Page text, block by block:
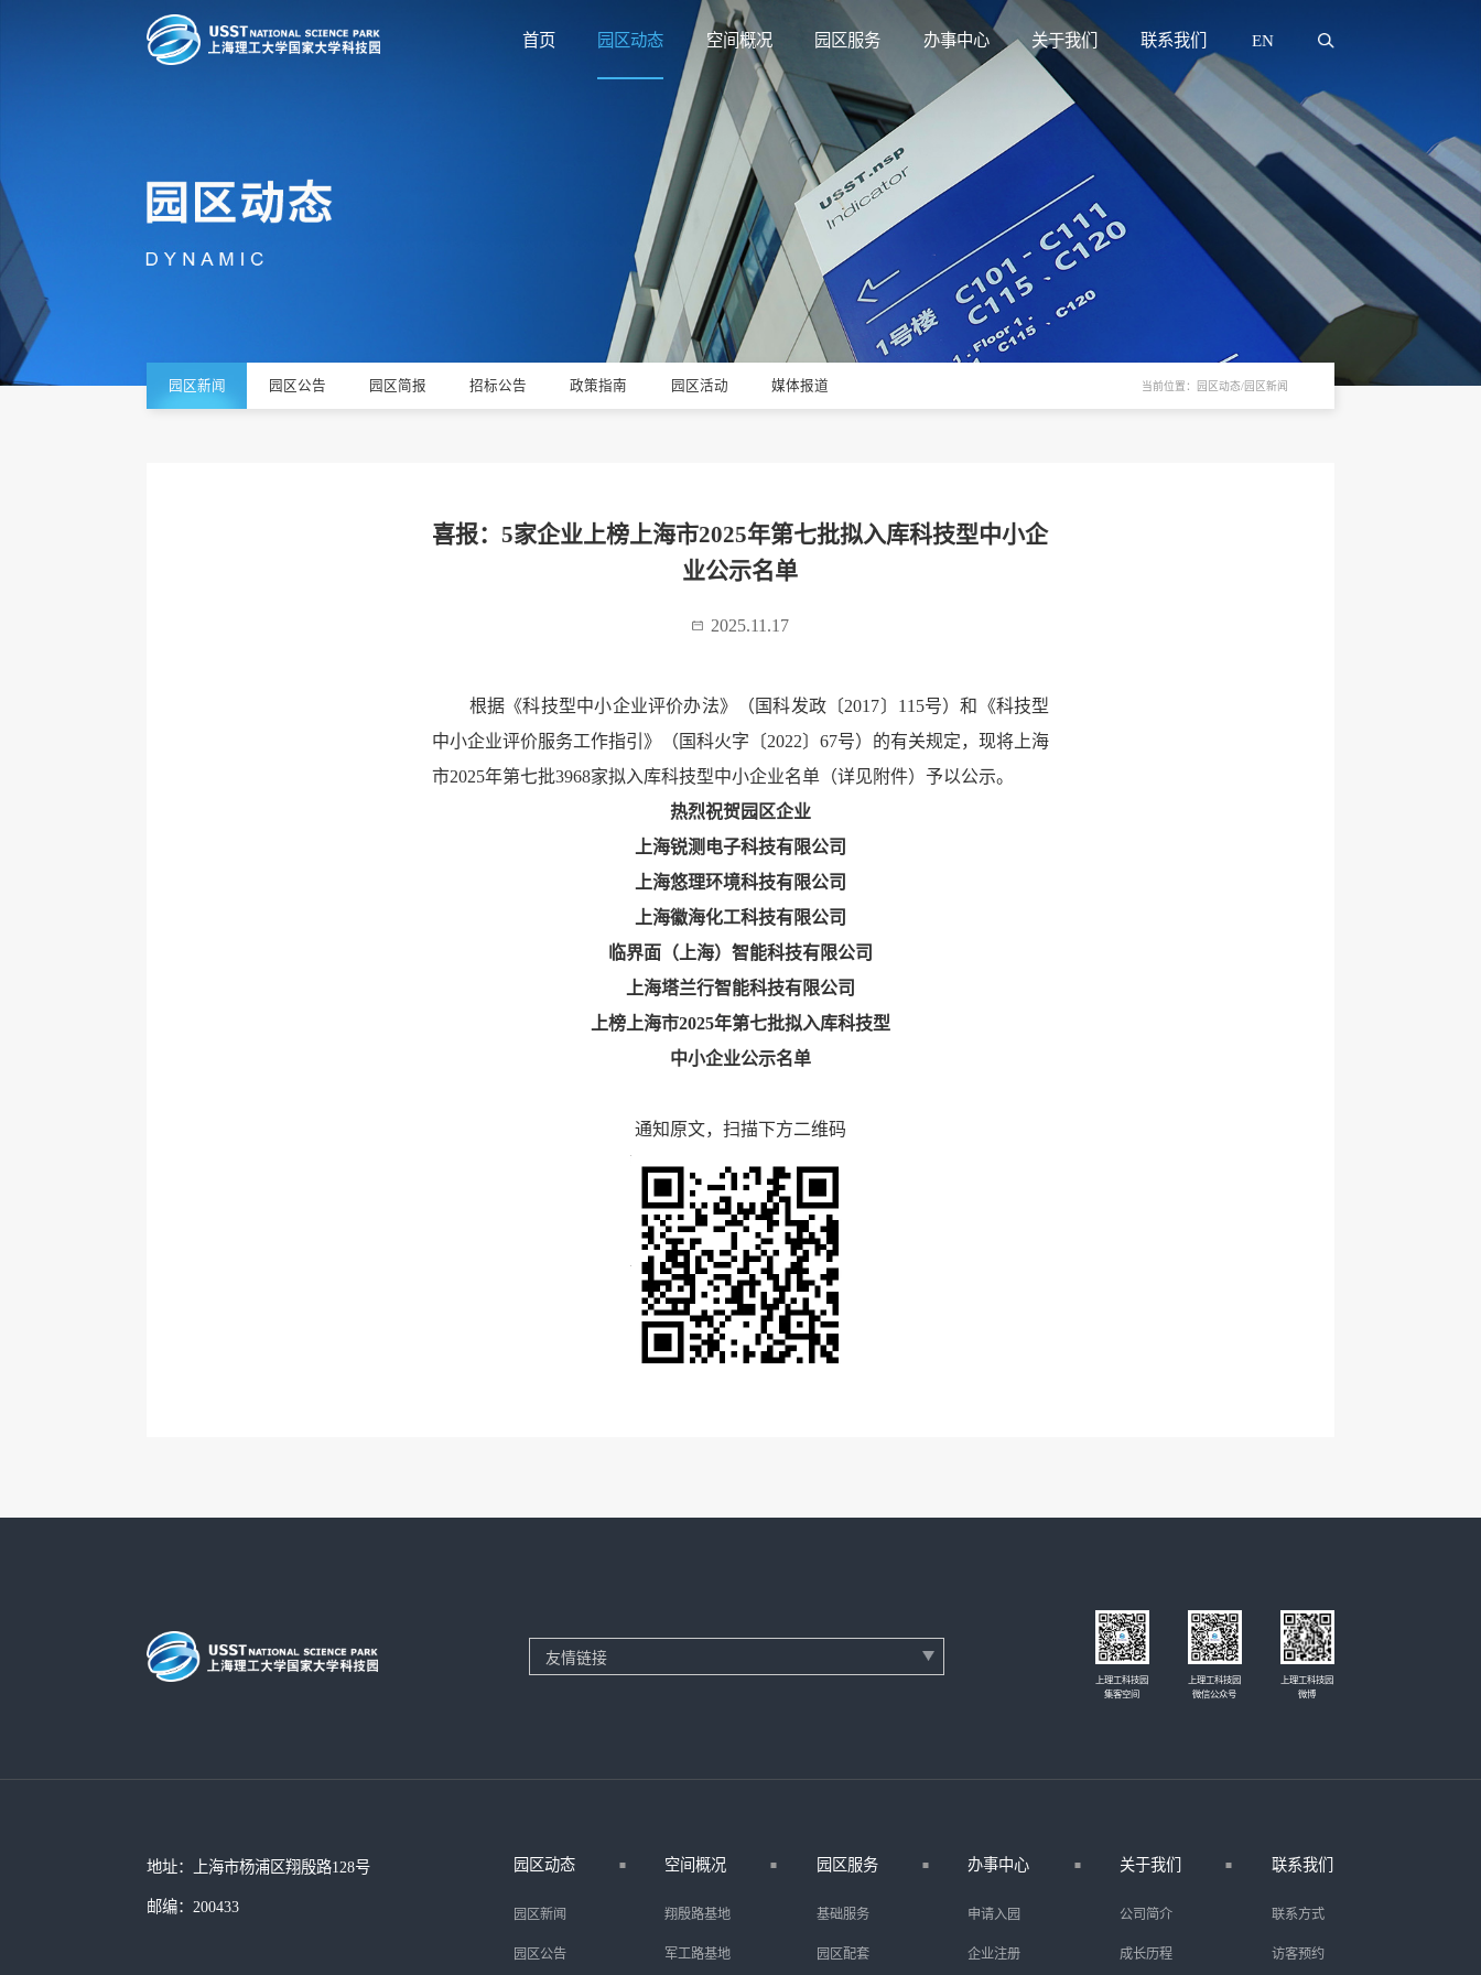
首页 园区动态 空间概况 园区服务 办事中心 关于我们 联系我们 EN
园区新闻 园区公告 园区简报 招标公告 政策指南 园区活动 媒体报道 当前位置：园区动态/园区新闻
喜报：5家企业上榜上海市2025年第七批拟入库科技型中小企
业公示名单
2025.11.17
根据《科技型中小企业评价办法》（国科发政〔2017〕115号）和《科技型
中小企业评价服务工作指引》（国科火字〔2022〕67号）的有关规定，现将上海
市2025年第七批3968家拟入库科技型中小企业名单（详见附件）予以公示。
热烈祝贺园区企业
上海锐测电子科技有限公司
上海悠理环境科技有限公司
上海徽海化工科技有限公司
临界面（上海）智能科技有限公司
上海塔兰行智能科技有限公司
上榜上海市2025年第七批拟入库科技型
中小企业公示名单
通知原文，扫描下方二维码
上理工科技园
集客空间
上理工科技园
微信公众号
上理工科技园
微博
地址：上海市杨浦区翔殷路128号
邮编：200433
园区动态
园区新闻
园区公告
空间概况
翔殷路基地
军工路基地
园区服务
基础服务
园区配套
办事中心
申请入园
企业注册
关于我们
公司简介
成长历程
联系我们
联系方式
访客预约